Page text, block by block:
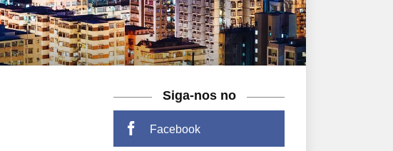
Siga-nos no
Facebook